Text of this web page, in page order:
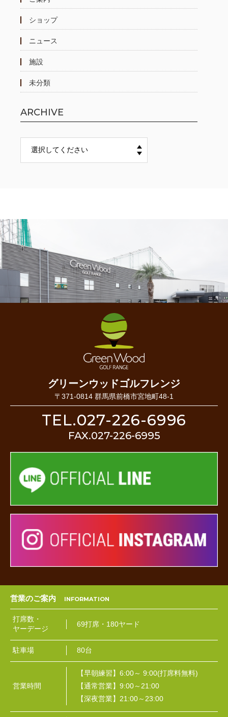
ショップ
ニュース
施設
未分類
ARCHIVE
グリーンウッドゴルフレンジ
〒371-0814 群馬県前橋市宮地町48-1
TEL.027-226-6996
FAX.027-226-6995
営業のご案内
打席数・
ヤーデージ
69打席・180ヤード
駐車場 80台
営業時間
【早朝練習】6:00～ 9:00(打席料無料)
【通常営業】9:00～21:00
【深夜営業】21:00～23:00